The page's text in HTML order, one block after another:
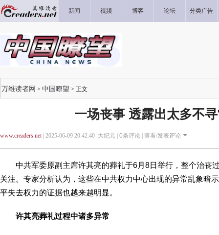
新闻 视频 博客 论坛 分类广告
万维读者网 > 中国瞭望 > 正文
一场丧事 透露出太多不
www.creaders.net| 2025-06-09 20:42:40 大纪元 | 0条评论 | 查看/发表评论
中共军委原副主席许其亮的葬礼于6月8日举行，整个治丧
关注。专家分析认为，这些在中共权力中心出现的异常乱象暗
平失去权力的证据也越来越明显。
许其亮葬礼过程中诸多异常